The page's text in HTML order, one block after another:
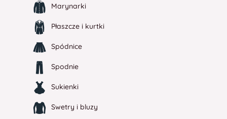
Marynarki
Płaszcze i kurtki
Spódnice
Spodnie
Sukienki
Swetry i bluzy